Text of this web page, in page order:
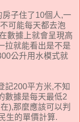
子住了10個人,一
可能每天都去泡
數據上就會呈現高
拉就能看出是不是
公升用水模式就
記200平方米,不知
數據是每天最低2
),那麼應該可以判
生的單價計算.